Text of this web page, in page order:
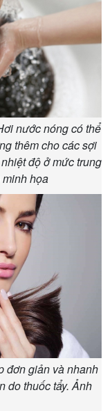
Xe máy
nước nóng có thể
thêm cho các sợi
độ ở mức trung
họa
đơn giản và nhanh
do thuốc tẩy. Ảnh